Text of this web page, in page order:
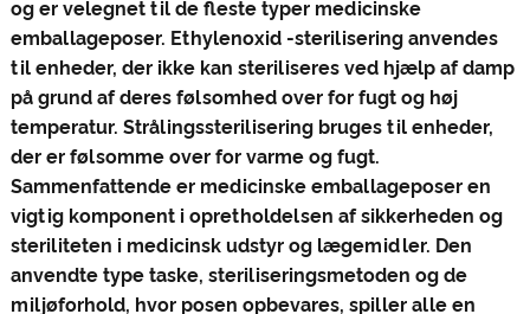
og er velegnet til de fleste typer medicinske
emballageposer. Ethylenoxid -sterilisering anvendes
til enheder, der ikke kan steriliseres ved hjælp af damp
på grund af deres følsomhed over for fugt og høj
temperatur. Strålingssterilisering bruges til enheder,
der er følsomme over for varme og fugt.
Sammenfattende er medicinske emballageposer en
vigtig komponent i opretholdelsen af ​​sikkerheden og
steriliteten i medicinsk udstyr og lægemidler. Den
anvendte type taske, steriliseringsmetoden og de
miljøforhold, hvor posen opbevares, spiller alle en